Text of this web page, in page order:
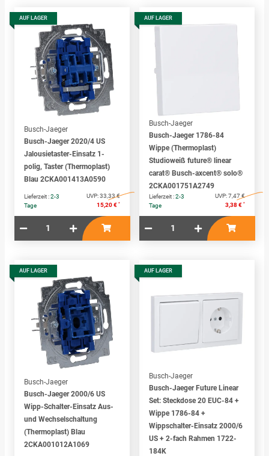
AUF LAGER
Busch-Jaeger
Busch-Jaeger 2020/4 US
Jalousietaster-Einsatz 1-
polig, Taster (Thermoplast)
Blau 2CKA001413A0590
Lieferzeit :2-3
Tage
UVP:33,33 €
15,20 € *
AUF LAGER
Busch-Jaeger
Busch-Jaeger 1786-84
Wippe (Thermoplast)
Studioweiß future® linear
carat® Busch-axcent® solo®
2CKA001751A2749
Lieferzeit :2-3
Tage
UVP:7,47 €
3,38 € *
AUF LAGER
Busch-Jaeger
Busch-Jaeger 2000/6 US
Wipp-Schalter-Einsatz Aus-
und Wechselschaltung
(Thermoplast) Blau
2CKA001012A1069
AUF LAGER
Busch-Jaeger
Busch-Jaeger Future Linear
Set: Steckdose 20 EUC-84 +
Wippe 1786-84 +
Wippschalter-Einsatz 2000/6
US + 2-fach Rahmen 1722-
184K